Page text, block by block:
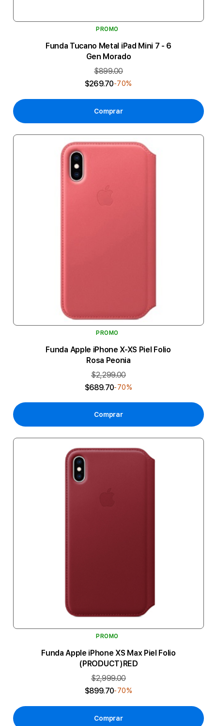
PROMO
Funda Tucano Metal iPad Mini 7 - 6
Gen Morado
$899.00
$269.70-70%
Comprar
PROMO
Funda Apple iPhone X-XS Piel Folio
Rosa Peonia
$2,299.00
$689.70-70%
Comprar
PROMO
Funda Apple iPhone XS Max Piel Folio
(PRODUCT)RED
$2,999.00
$899.70-70%
Comprar